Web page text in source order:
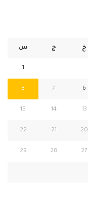
خ ج س
1
6
7
8
13
14
15
20
21
22
27
28
29